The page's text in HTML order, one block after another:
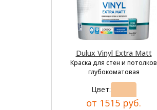
Dulux Vinyl Extra Matt
Краска для стен и потолков
глубокоматовая
Цвет:
от 1515 руб.